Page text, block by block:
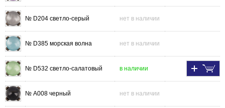
№ D204 светло-серый нет в наличии
№ D385 морская волна нет в наличии
№ D532 светло-салатовый в наличии
№ А008 черный нет в наличии